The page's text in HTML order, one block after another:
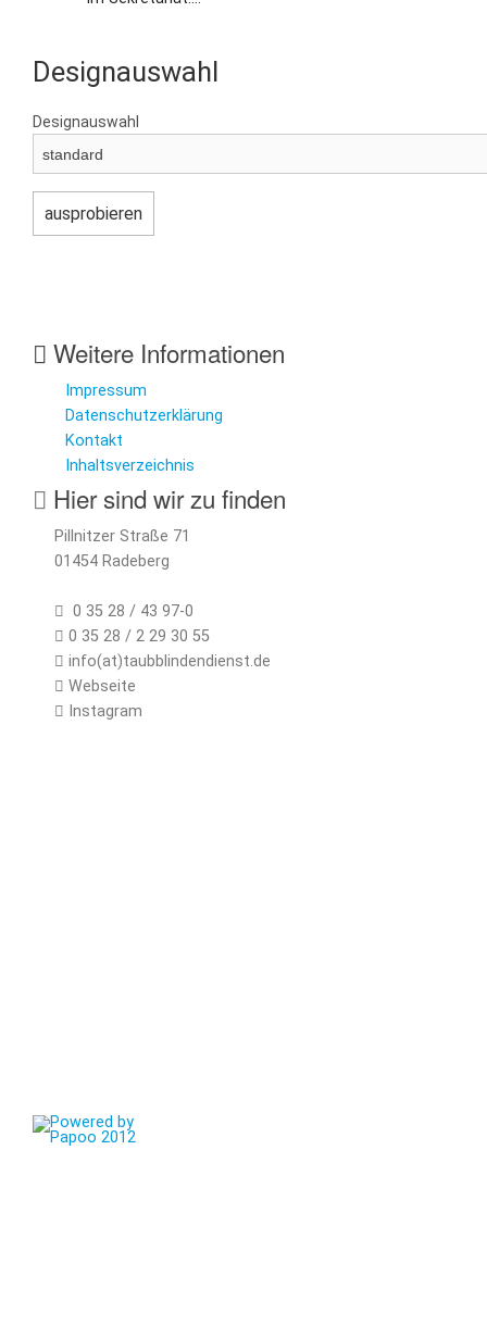
Designauswahl
Designauswahl
Weitere Informationen
Impressum
Datenschutzerklärung
Kontakt
Inhaltsverzeichnis
Hier sind wir zu finden
Pillnitzer Straße 71
01454 Radeberg
0 35 28 / 43 97-0
0 35 28 / 2 29 30 55
info(at)taubblindendienst.de
Webseite
Instagram